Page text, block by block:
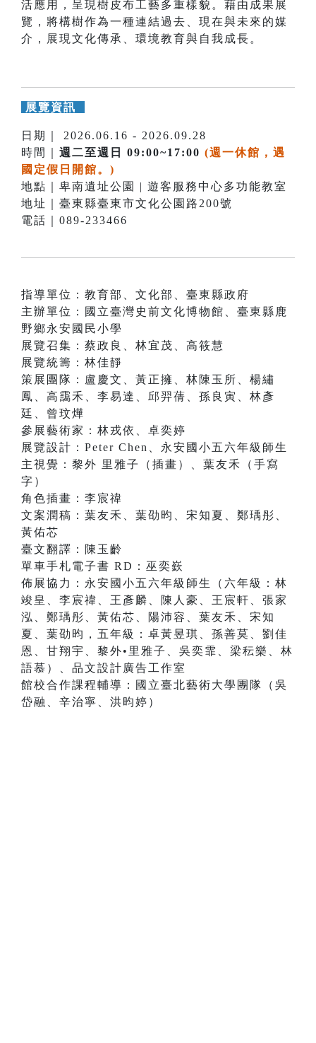
活應用，呈現樹皮布工藝多重樣貌。藉由成果展
覽，將構樹作為一種連結過去、現在與未來的媒
介，展現文化傳承、環境教育與自我成長。
展覽資訊
日期｜ 2026.06.16 - 2026.09.28
時間｜ 週二至週日 09:00~17:00 (週一休館，遇
國定假日開館。)
地點｜卑南遺址公園 | 遊客服務中心多功能教室
地址｜臺東縣臺東市文化公園路200號
電話｜089-233466
指導單位：教育部、文化部、臺東縣政府
主辦單位：國立臺灣史前文化博物館、臺東縣鹿
野鄉永安國民小學
展覽召集：蔡政良、林宜茂、高筱慧
展覽統籌：林佳靜
策展團隊：盧慶文、黃正擁、林陳玉所、楊繡
鳳、高靄禾、李易達、邱羿蒨、孫良寅、林彥
廷、曾玟燁
參展藝術家：林戎依、卓奕婷
展覽設計：Peter Chen、永安國小五六年級師生
主視覺：黎外 里雅子（插畫）、葉友禾（手寫
字）
角色插畫：李宸禕
文案潤稿：葉友禾、葉劭昀、宋知夏、鄭瑀彤、
黃佑芯
臺文翻譯：陳玉齡
單車手札電子書 RD：巫奕嶔
佈展協力：永安國小五六年級師生（六年級：林
竣皇、李宸禕、王彥麟、陳人豪、王宸軒、張家
泓、鄭瑀彤、黃佑芯、陽沛容、葉友禾、宋知
夏、葉劭昀，五年級：卓黃昱琪、孫善莫、劉佳
恩、甘翔宇、黎外•里雅子、吳奕霏、梁秐樂、林
語慕）、品文設計廣告工作室
館校合作課程輔導：國立臺北藝術大學團隊（吳
岱融、辛治寧、洪昀婷）